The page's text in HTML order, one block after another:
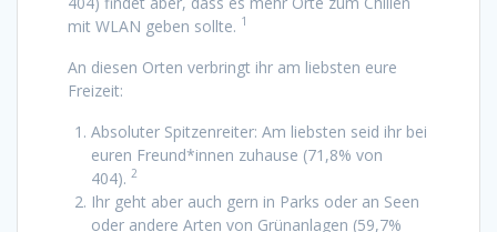
mit WLAN geben sollte. 1
An diesen Orten verbringt ihr am liebsten eure
Freizeit:
Absoluter Spitzenreiter: Am liebsten seid ihr bei
euren Freund*innen zuhause (71,8% von
404). 2
Ihr geht aber auch gern in Parks oder an Seen
oder andere Arten von Grünanlagen (59,7%